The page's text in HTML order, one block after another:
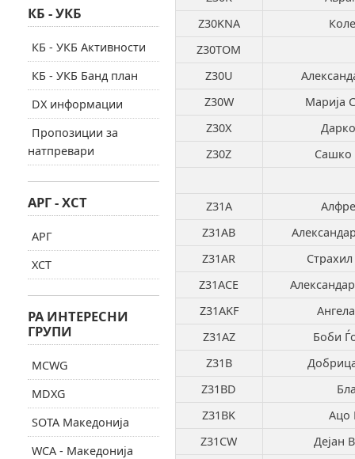
Z30KNA
Z30TOM
Z30U
Z30W
Марија
Z30X
Z30Z
Сашко
Z31A
Z31AB
Z31AR
Z31ACE
Z31AKF
Z31AZ
Боби
Z31B
Z31BD
Z31BK
Ацо
Z31CW
Дејан
КБ - УКБ
КБ - УКБ Активности
КБ - УКБ Банд план
DX информации
Пропозиции за
натпревари
АРГ - ХСТ
АРГ
ХСТ
РА ИНТЕРЕСНИ
ГРУПИ
MCWG
MDXG
SOTA Македонија
WCA - Македонија